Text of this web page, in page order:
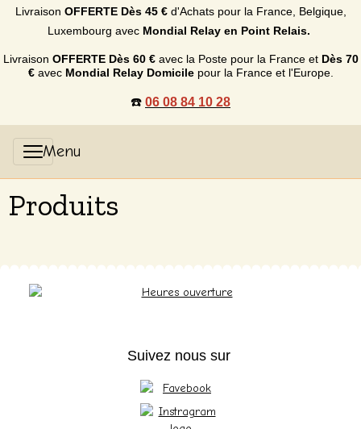
Livraison OFFERTE Dès 45 €d'Achats pour la France, Belgique,
Luxembourg avec Mondial Relay en Point Relais.
Livraison OFFERTE Dès 60 €avec la Poste pour la France et Dès 70
€avec Mondial Relay Domicilepour la France et l'Europe.
☎️ 06 08 84 10 28
Produits
Suivez nous sur